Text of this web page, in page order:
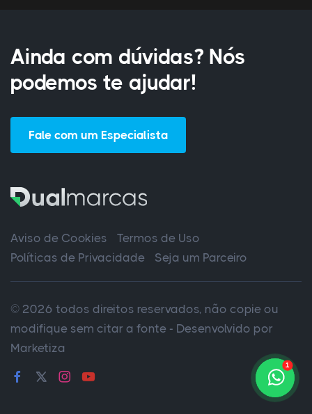
Ainda com dúvidas? Nós
podemos te ajudar!
Fale com um Especialista
Aviso de Cookies
Termos de Uso
Políticas de Privacidade
Seja um Parceiro
© 2026 todos direitos reservados, não copie ou
modifique sem citar a fonte - Desenvolvido por
Marketiza
1